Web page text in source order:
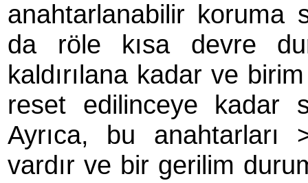
anahtarlanabilir koruma
da röle kısa devre
kaldırılana kadar ve
reset edilinceye kadar
Ayrıca, bu anahtarları
vardır ve bir gerilim